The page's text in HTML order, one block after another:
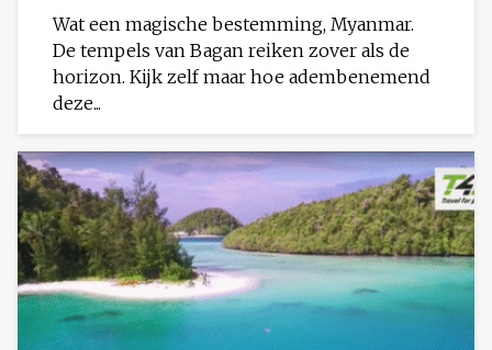
Wat een magische bestemming, Myanmar.
De tempels van Bagan reiken zover als de
horizon. Kijk zelf maar hoe adembenemend
deze...